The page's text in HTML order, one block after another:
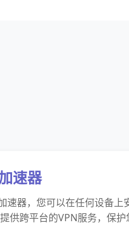
速器
速器，您可以在任何设备上
供跨平台的VPN服务，保护